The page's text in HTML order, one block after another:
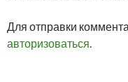
Для отправки
авторизоваться.